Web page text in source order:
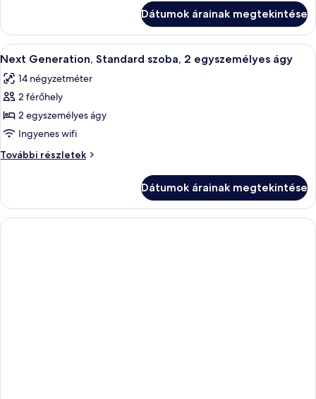
szoba,
kétszemélyes
ágy
1
kétszemélyes
ágy
részletei
Dátumok árainak megtekintése
A
következő
szoba
összes
képének
megtekintése:
Next
Generation,
szoba,
egyszemélyes
Egy modern szállodai szoba,
8
Next Generation, Standard szoba, 2 egyszemélyes ágy
14 négyzetméter
2 férőhely
2 egyszemélyes ágy
Ingyenes wifi
További részletek
Next
2
egyszemélyes
ágy
Dátumok árainak megtekintése